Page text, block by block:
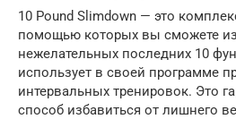
10 Pound Slimdown — это
помощью которых вы сможете
нежелательных последних 10
использует в своей программе
интервальных тренировок. Это
способ избавиться от лишнего